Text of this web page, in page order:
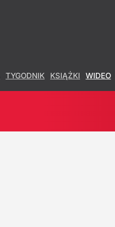
TYGODNIK KSIĄŻKI WIDEO